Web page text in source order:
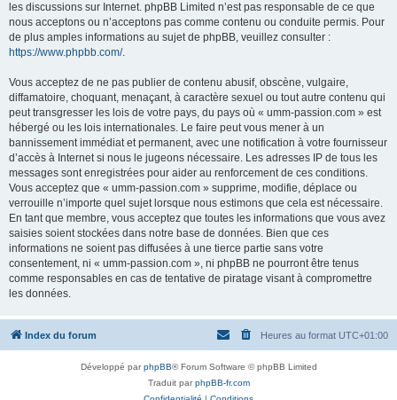
les discussions sur Internet. phpBB Limited n’est pas responsable de ce que
nous acceptons ou n’acceptons pas comme contenu ou conduite permis. Pour
de plus amples informations au sujet de phpBB, veuillez consulter :
https://www.phpbb.com/.
Vous acceptez de ne pas publier de contenu abusif, obscène, vulgaire,
diffamatoire, choquant, menaçant, à caractère sexuel ou tout autre contenu qui
peut transgresser les lois de votre pays, du pays où « umm-passion.com » est
hébergé ou les lois internationales. Le faire peut vous mener à un
bannissement immédiat et permanent, avec une notification à votre fournisseur
d’accès à Internet si nous le jugeons nécessaire. Les adresses IP de tous les
messages sont enregistrées pour aider au renforcement de ces conditions.
Vous acceptez que « umm-passion.com » supprime, modifie, déplace ou
verrouille n’importe quel sujet lorsque nous estimons que cela est nécessaire.
En tant que membre, vous acceptez que toutes les informations que vous avez
saisies soient stockées dans notre base de données. Bien que ces
informations ne soient pas diffusées à une tierce partie sans votre
consentement, ni « umm-passion.com », ni phpBB ne pourront être tenus
comme responsables en cas de tentative de piratage visant à compromettre
les données.
Index du forum Heures au format UTC+01:00
Développé parphpBB® Forum Software © phpBB Limited
Traduit parphpBB-fr.com